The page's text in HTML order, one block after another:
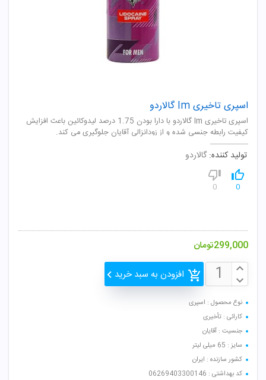
اسپری تاخیری Im گالاردو
اسپری تاخیری Im گالاردو با دارا بودن 1.75 درصد لیدوکائین باعث افزایش
کیفیت رابطه جنسی شده و از زودانزالی آقایان جلوگیری می کند.
تولید کننده: گالاردو
0
0
299,000تومان
افزودن به سبد خرید
نوع محصول : اسپری
کارائی : تأخیری
جنسیت : آقایان
سایز : 65 میلی لیتر
کشور سازنده : ایران
کد بهداشتی : 06269403300146